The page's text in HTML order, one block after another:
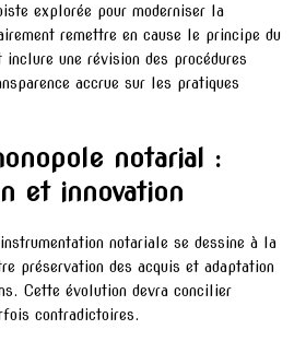
explorée pour moderniser la
remettre en cause le principe du
une révision des procédures
accrue sur les pratiques
notarial :
et innovation
notariale se dessine à la
préservation des acquis et adaptation
Cette évolution devra concilier
contradictoires.